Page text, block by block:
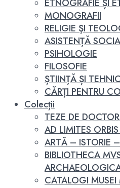
ETNOGRAFIE ȘI
MONOGRAFII
RELIGIE ŞI
ASISTENȚĂ
PSIHOLOGIE
FILOSOFIE
ȘTIINȚĂ ȘI
CĂRȚI PENTRU
Colecții
TEZE DE
AD LIMITES
ARTĂ – ISTORIE
BIBLIOTHECA
CATALOGI MUSEI